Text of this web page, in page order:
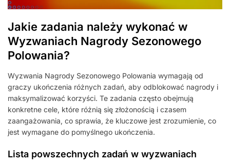
Jakie zadania należy wykonać w
Wyzwaniach Nagrody Sezonowego
Polowania?
Wyzwania Nagrody Sezonowego Polowania wymagają od
graczy ukończenia różnych zadań, aby odblokować nagrody i
maksymalizować korzyści. Te zadania często obejmują
konkretne cele, które różnią się złożonością i czasem
zaangażowania, co sprawia, że kluczowe jest zrozumienie, co
jest wymagane do pomyślnego ukończenia.
Lista powszechnych zadań w wyzwaniach